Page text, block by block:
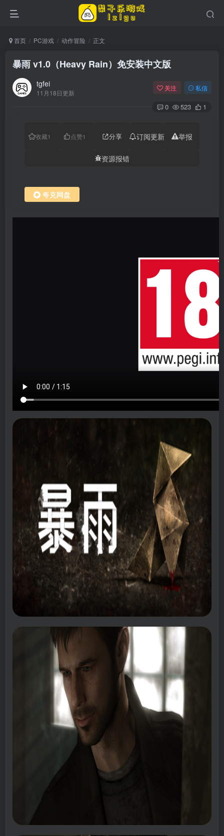
首页 PC游戏 动作冒险 正文
暴雨 v1.0（Heavy Rain）免安装中文版
tgfei
11月18日更新
关注 私信
0 523 1
收藏1 点赞1 分享 订阅更新 举报
资源报错
夸克网盘